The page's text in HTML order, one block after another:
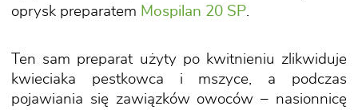
oprysk preparatem Mospilan 20 SP
Ten sam preparat użyty po kwitnieniu zlikwiduje
kwieciaka pestkowca i mszyce, a podczas
pojawiania się zawiązków owoców – nasionnicę